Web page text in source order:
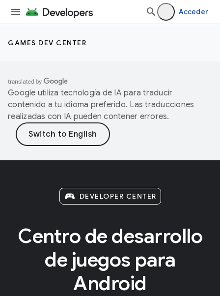
Acceder
GAMES DEV CENTER
Google utiliza tecnología de IA para traducir
contenido a tu idioma preferido. Las traducciones
realizadas con IA pueden contener errores.
DEVELOPER CENTER
Centro de desarrollo
de juegos para
Android